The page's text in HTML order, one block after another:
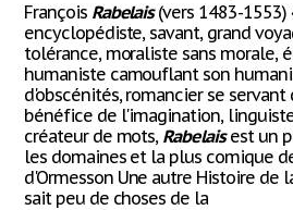
François Rabelais(vers 1483-1553)
encyclopédiste, savant, grand
tolérance, moraliste sans morale,
humaniste camouflant son
d'obscénités, romancier se
bénéfice de l'imagination,
créateur de mots, Rabelaisest un
les domaines et la plus comique
d'Ormesson Une autre Histoire de
sait peu de choses de la